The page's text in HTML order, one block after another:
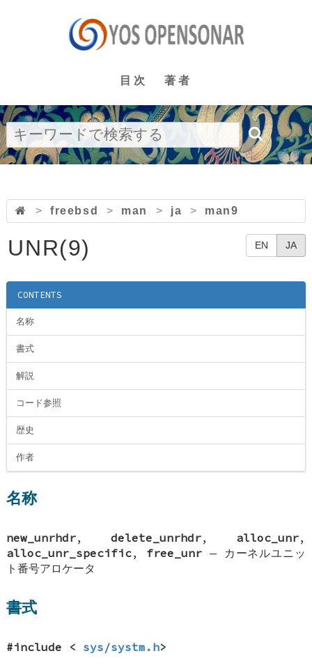
目次 著者
> freebsd > man > ja > man9
EN JA
UNR(9)
CONTENTS
名称
書式
解説
コード参照
歴史
作者
名称
new_unrhdr, delete_unrhdr, alloc_unr,
alloc_unr_specific, free_unr —
カーネルユニッ
ト番号アロケータ
書式
#include < sys/systm.h>